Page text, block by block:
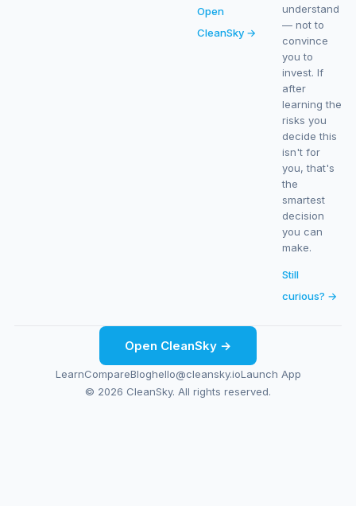
Open
CleanSky →
understand
— not to
convince
you to
invest. If
after
learning the
risks you
decide this
isn't for
you, that's
the
smartest
decision
you can
make.
Still
curious? →
Open CleanSky →
LearnCompareBloghello@cleansky.ioLaunch App
© 2026 CleanSky. All rights reserved.